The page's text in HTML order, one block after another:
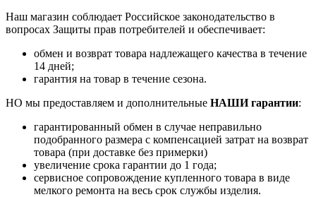
Наш магазин соблюдает Российское законодательство в
вопросах Защиты прав потребителей и обеспечивает:
обмен и возврат товара надлежащего качества в течение
14 дней;
гарантия на товар в течение сезона.
НО мы предоставляем и дополнительные НАШИ гарантии:
гарантированный обмен в случае неправильно
подобранного размера с компенсацией затрат на возврат
товара (при доставке без примерки)
увеличение срока гарантии до 1 года;
сервисное сопровождение купленного товара в виде
мелкого ремонта на весь срок службы изделия.